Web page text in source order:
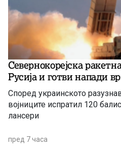
Севернокорејска
Русија и готви напади
Според украинското
војниците испратил 120
лансери
пред 7 часа